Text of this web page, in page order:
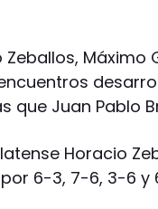
Zeballos, Máximo
que Juan Pablo
Horacio
6-3, 7-6, 3-6 y